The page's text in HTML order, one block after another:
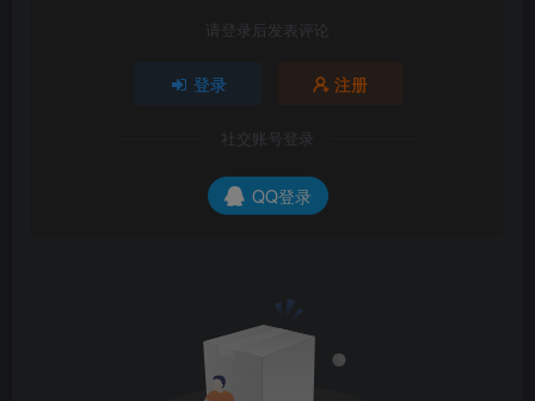
请登录后发表评论
登录 注册
社交账号登录
QQ登录